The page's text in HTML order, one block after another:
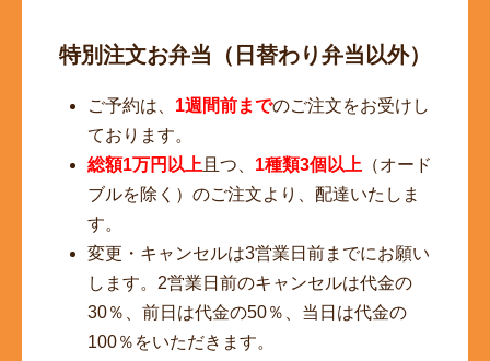
特別注文お弁当（日替わり弁当以外）
ご予約は、 1週間前までのご注文をお受けし
ております。
総額1万円以上 且つ、 1種類3個以上 （オード
ブルを除く）のご注文より、配達いたしま
す。
変更・キャンセルは3営業日前までにお願い
します。2営業日前のキャンセルは代金の
30％、前日は代金の50％、当日は代金の
100％をいただきます。